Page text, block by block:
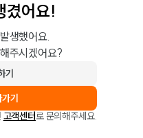
겼어요!
생했어요.
주시겠어요?
기
기
고객센터로 문의해주세요.